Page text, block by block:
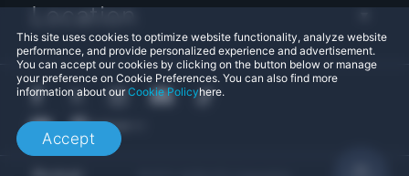
This site uses cookies to optimize website functionality, analyze website
performance, and provide personalized experience and advertisement.
You can accept our cookies by clicking on the button below or manage
your preference on Cookie Preferences. You can also find more
information about ourCookie Policyhere.
Accept
Location